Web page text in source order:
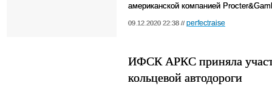
американской компанией
09.12.2020 22:38 // perfectraise
ИФСК АРКС приняла
кольцевой автодороги